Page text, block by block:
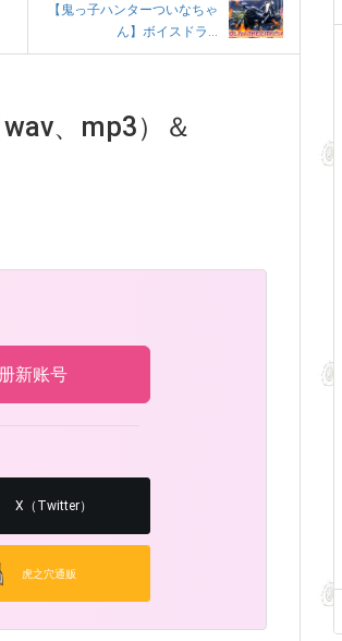
【鬼っ子ハンターついなちゃ
ん】ボイスドラ...
、mp3）＆
新账号
X（Twitter）
虎之穴通贩